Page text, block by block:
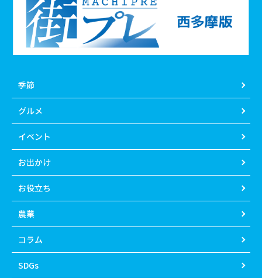
季節
グルメ
イベント
お出かけ
お役立ち
農業
コラム
SDGs